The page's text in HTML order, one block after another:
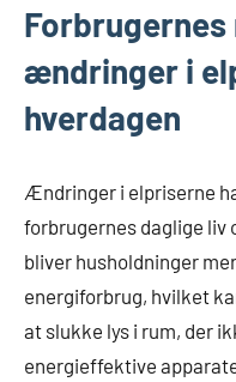
ændringer i
hverdagen
Ændringer i elpriserne
forbrugernes daglige liv
bliver husholdninger
energiforbrug, hvilket
at slukke lys i rum, der
energieffektive